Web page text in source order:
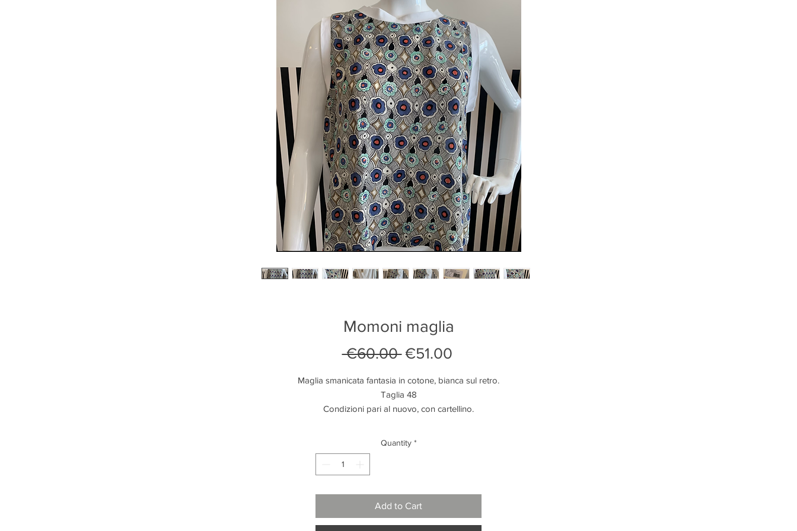
Momoni maglia
€60.00 Regular
€51.00Sale
Maglia smanicata fantasia in cotone, bianca sul retro.
Taglia 48
Condizioni pari al nuovo, con cartellino.
Quantity *
Add to Cart